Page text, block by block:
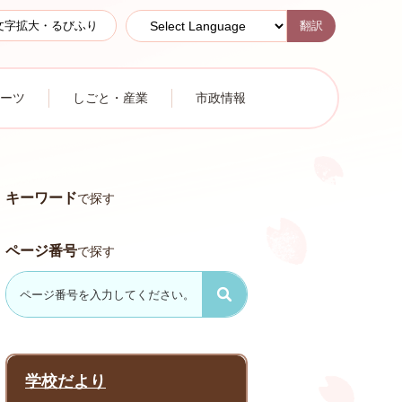
拡大・るびふり 翻訳
ツ しごと・産業 市政情報
キーワードで探す
ページ番号で探す
学校だより